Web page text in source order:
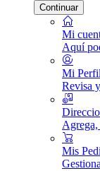
Continuar
Mi
Aquí
Mi Perfil
Revisa
Mis